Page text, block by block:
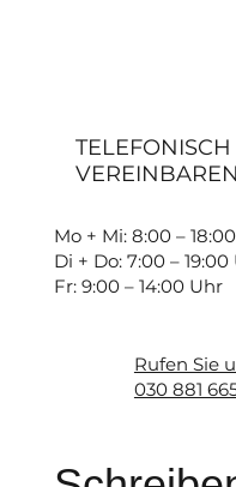
VEREINBAREN
Mo + Mi: 8:00 –
Di + Do: 7:00 – 19:00
Fr: 9:00 – 14:00 Uhr
Rufen Sie
030 881